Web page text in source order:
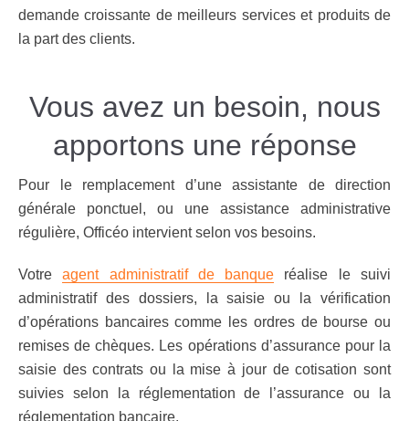
demande croissante de meilleurs services et produits de
la part des clients.
Vous avez un besoin, nous
apportons une réponse
Pour le remplacement d’une assistante de direction
générale ponctuel, ou une assistance administrative
régulière, Officéo intervient selon vos besoins.
Votreagent administratif de banque réalise le suivi
administratif des dossiers, la saisie ou la vérification
d’opérations bancaires comme les ordres de bourse ou
remises de chèques. Les opérations d’assurance pour la
saisie des contrats ou la mise à jour de cotisation sont
suivies selon la réglementation de l’assurance ou la
réglementation bancaire.